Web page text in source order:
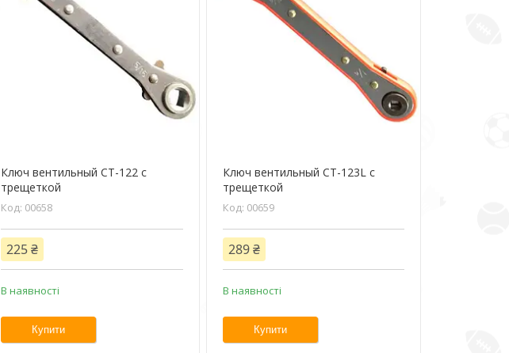
Ключ вентильный СТ-122 с
трещеткой
00658
225 ₴
В наявності
Купити
Ключ вентильный СТ-123L с
трещеткой
00659
289 ₴
В наявності
Купити